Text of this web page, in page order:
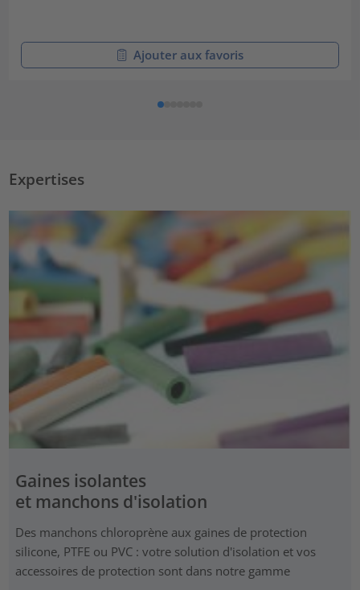
Ajouter aux favoris
Expertises
Gaines isolantes
et manchons d'isolation
Des manchons chloroprène aux gaines de protection
silicone, PTFE ou PVC : votre solution d'isolation et vos
accessoires de protection sont dans notre gamme